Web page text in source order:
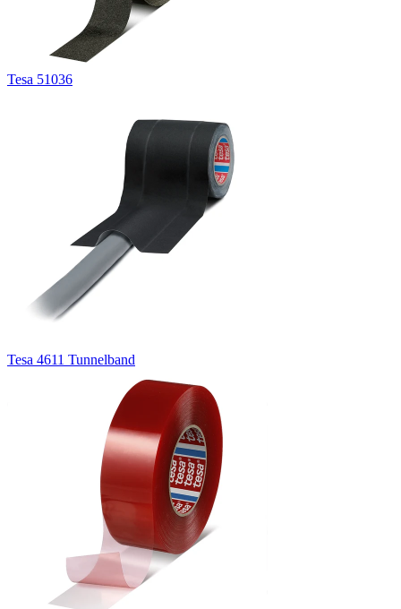
Tesa 51036
Tesa 4611 Tunnelband